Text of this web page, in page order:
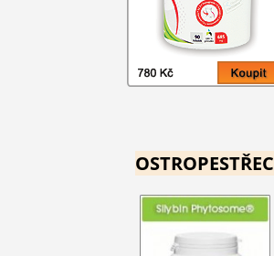
OSTROPESTŘEC